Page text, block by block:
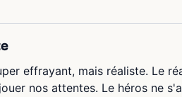
effrayant, mais réaliste. Le
nos attentes. Le héros ne